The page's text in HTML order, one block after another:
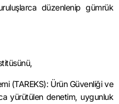
düzenlenip gümrük
(TAREKS): Ürün Güvenliği ve
yürütülen denetim, uygunluk